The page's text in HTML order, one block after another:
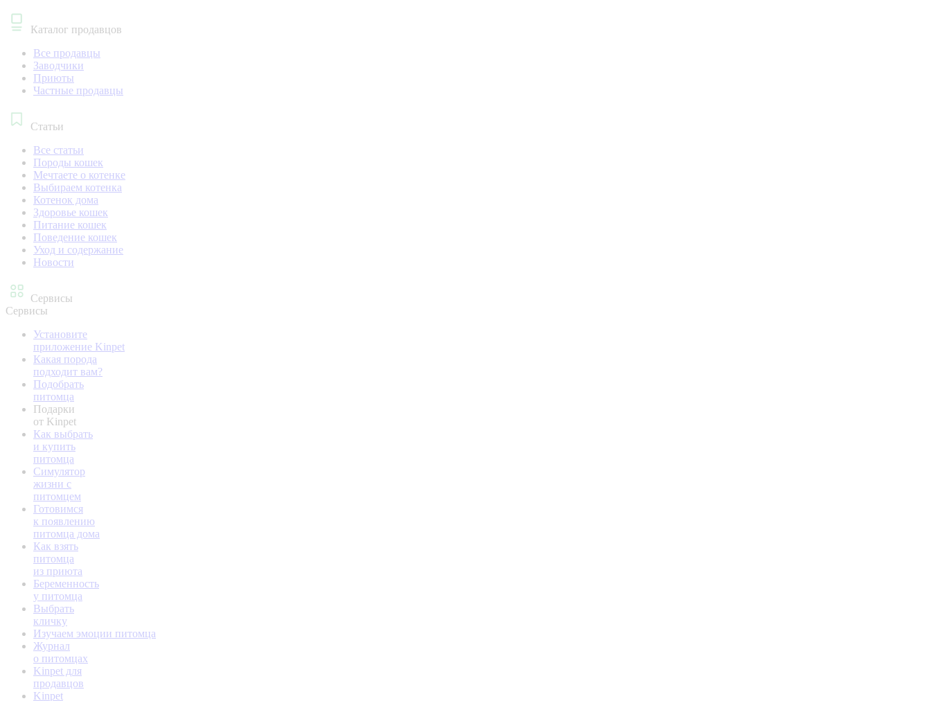
Каталог продавцов
Все продавцы
Заводчики
Приюты
Частные продавцы
Статьи
Все статьи
Породы кошек
Мечтаете о котенке
Выбираем котенка
Котенок дома
Здоровье кошек
Питание кошек
Поведение кошек
Уход и содержание
Новости
Сервисы
Сервисы
Установите
приложение Kinpet
Какая порода
подходит вам?
Подобрать
питомца
Подарки
от Kinpet
Как выбрать
и купить
питомца
Симулятор
жизни с
питомцем
Готовимся
к появлению
питомца дома
Как взять
питомца
из приюта
Беременность
у питомца
Выбрать
кличку
Изучаем эмоции питомца
Журнал
о питомцах
Kinpet для
продавцов
Kinpet